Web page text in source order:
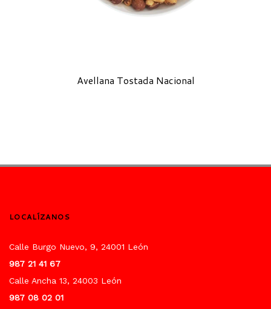
Avellana Tostada Nacional
LOCALÍZANOS
Calle Burgo Nuevo, 9, 24001 León
987 21 41 67
Calle Ancha 13, 24003 León
987 08 02 01